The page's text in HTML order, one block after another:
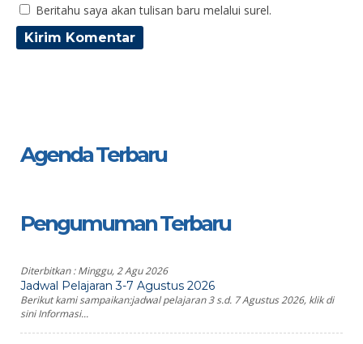
Beritahu saya akan tulisan baru melalui surel.
Agenda Terbaru
Pengumuman Terbaru
Diterbitkan :Minggu, 2 Agu 2026
Jadwal Pelajaran 3-7 Agustus 2026
Berikut kami sampaikan:jadwal pelajaran 3 s.d. 7 Agustus 2026, klik di
sini Informasi...